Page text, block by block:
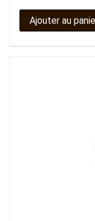
Ajouter au